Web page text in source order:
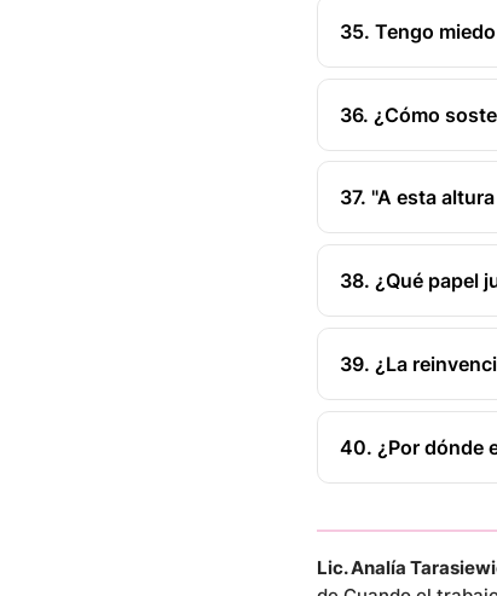
35. Tengo
36. ¿Cómo
37. "A esta
38. ¿Qué papel
39. ¿La
40. ¿Por dónde
Lic. Analía